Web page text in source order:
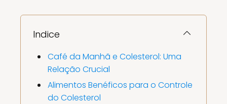
Indice
Café da Manhã e Colesterol: Uma
Relação Crucial
Alimentos Benéficos para o Controle
do Colesterol